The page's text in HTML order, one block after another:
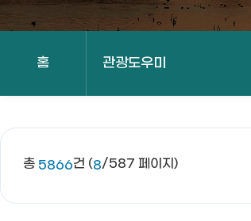
홈 관광도우미
총 5866건 (8/587 페이지)